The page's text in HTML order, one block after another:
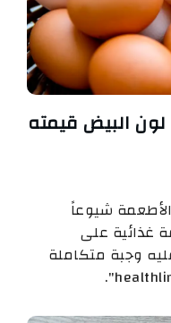
لون البيض قيمته
شيوعاً
غذائية على
وجبة متكاملة